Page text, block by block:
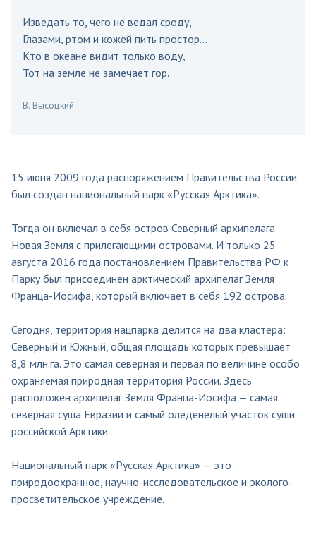
Изведать то, чего не ведал сроду,
Глазами, ртом и кожей пить простор…
Кто в океане видит только воду,
Тот на земле не замечает гор.
В. Высоцкий
15 июня 2009 года распоряжением Правительства России
был создан национальный парк «Русская Арктика».
Тогда он включал в себя остров Северный архипелага
Новая Земля с прилегающими островами. И только 25
августа 2016 года постановлением Правительства РФ к
Парку был присоединен арктический архипелаг Земля
Франца-Иосифа, который включает в себя 192 острова.
Сегодня, территория нацпарка делится на два кластера:
Северный и Южный, общая площадь которых превышает
8,8 млн.га. Это самая северная и первая по величине особо
охраняемая природная территория России. Здесь
расположен архипелаг Земля Франца-Иосифа — самая
северная суша Евразии и самый оледенелый участок суши
российской Арктики.
Национальный парк «Русская Арктика» — это
природоохранное, научно-исследовательское и эколого-
просветительское учреждение.